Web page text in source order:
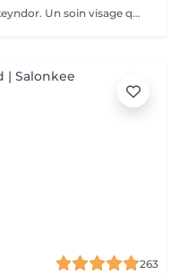
Soin visage nouvelle génération Skeyndor. Un soin visage qui va mattifier, resserer les pores et nettoyer en profondeur. Il va équilibrer la production de sébum. Idéal pour peaux épaisses, pores dilatées, mixte et/ou grasse à tendance acnéique.
263